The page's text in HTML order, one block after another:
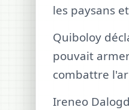
les paysans
Quiboloy
pouvait
combattre
Ireneo